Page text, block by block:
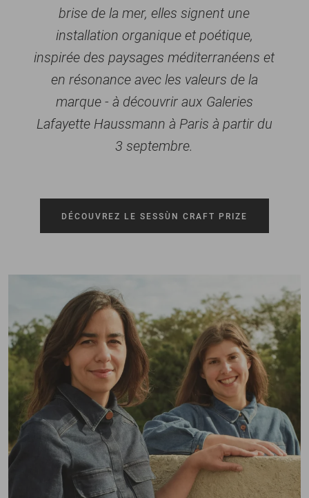
brise de la mer, elles signent une
installation organique et poétique,
inspirée des paysages méditerranéens et
en résonance avec les valeurs de la
marque - à découvrir aux Galeries
Lafayette Haussmann à Paris à partir du
3 septembre.
DÉCOUVREZ LE SESSÙN CRAFT PRIZE